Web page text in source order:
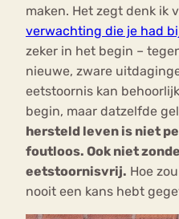
maken. Het zegt denk ik
verwachting die je had
zeker in het begin –
nieuwe, zware
eetstoornis kan
begin, maar datzelfde
hersteld leven is niet
foutloos. Ook niet
eetstoornisvrij. Hoe
nooit een kans hebt